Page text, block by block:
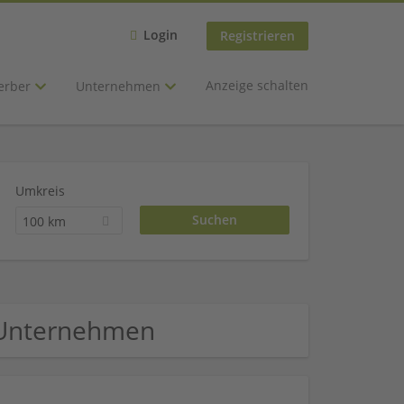
Login Registrieren
Unternehmen Anzeige schalten
Umkreis
100 km